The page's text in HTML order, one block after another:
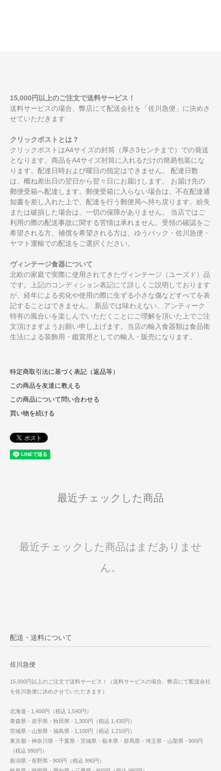
15,000円以上のご注文で送料サービス！
送料サービスの場合、弊店にて配送会社を「佐川急便」に決めさ
せていただきます
クリックポストとは？
クリックポストはA4サイズの封筒（厚さ3センチまで）での発送
となります。商品をA4サイズ封筒に入れるだけの簡易包装にな
ります。配達日時および曜日の指定はできません。 配達日数
は、概ね差出日の翌日から翌々日にお届けします。 お届け先の
郵便受箱へ配達します。郵便受箱に入らない場合は、不在配達通
知書を差し入れた上で、配達を行う郵便局へ持ち戻ります。紛失
または破損した場合は、一切の保障がありません。 当店ではご
利用の際の配送事故に関する苦情は承れません。受領の確認をご
希望される方、補償を希望される方は、ゆうパック・佐川急便・
ヤマト運輸での配送をご選択ください。
ヴィンテージ食器について
北欧の家庭で実際に使用されてきたヴィンテージ（ユーズド）品
です。上記のコンディション表記にて詳しくご説明しております
が、経年による劣化や使用の際に生ずる小さな傷などすべてを表
記することはできません。 新品では味わえない、アンティーク
特有の風合いを楽しんでいただくことにご理解を頂いた上でご注
文頂けますようお願い申し上げます。当店の輸入食器類は食品衛
生法による装飾用・鑑賞用としての輸入・販売になります。
特定商取引法に基づく表記（返品等）
この商品を友達に教える
この商品について問い合わせる
買い物を続ける
最近チェックした商品
最近チェックした商品はまだありませ
ん。
配送・送料について
佐川急便
15,000円以上のご注文で送料サービス！（送料サービスの場合、弊店にて配送会社
を佐川急便に決めさせていただきます）
北海道 - 1,400円（税込 1,540円）
青森県・岩手県・秋田県 - 1,300円（税込 1,430円）
宮城県・山形県・福島県 - 1,100円（税込 1,210円）
東京都・神奈川県・千葉県・茨城県・栃木県・群馬県・埼玉県・山梨県 - 900円
（税込 990円）
新潟県・長野県 - 900円（税込 990円）